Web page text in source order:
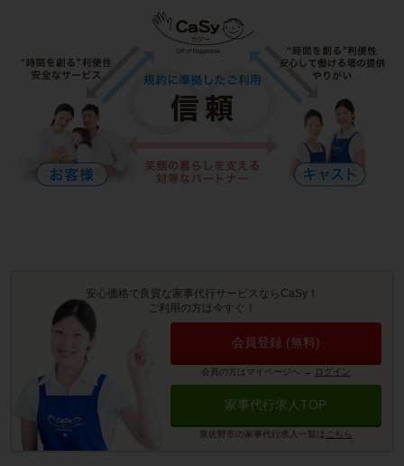
安心価格で良質な家事代行サービスならCaSy！
ご利用の方は今すぐ！
会員登録 (無料)
会員の方はマイページへ → ログイン
家事代行求人TOP
泉佐野市の家事代行求人一覧は こちら